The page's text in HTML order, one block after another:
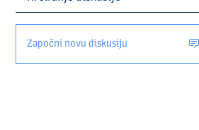
Započni novu diskusiju